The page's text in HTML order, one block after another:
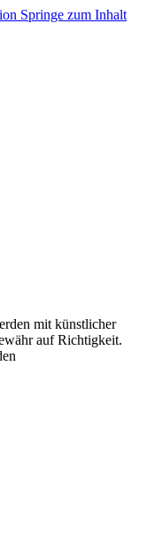
Springe zum Inhalt
mit künstlicher
auf Richtigkeit.